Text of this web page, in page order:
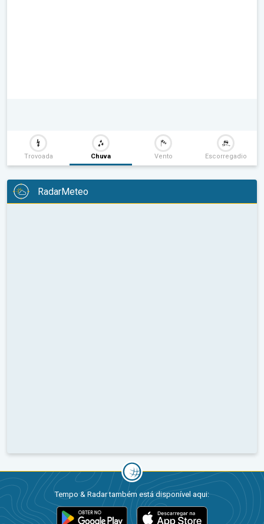
Trovoada Chuva Vento Escorregadio
RadarMeteo
Tempo & Radar também está disponível aqui: